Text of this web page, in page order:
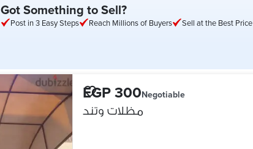
Got Something to Sell?
Post in 3 Easy Steps Reach Millions of Buyers Sell at the Best Price
EGP 300Negotiable
مظلات وتند